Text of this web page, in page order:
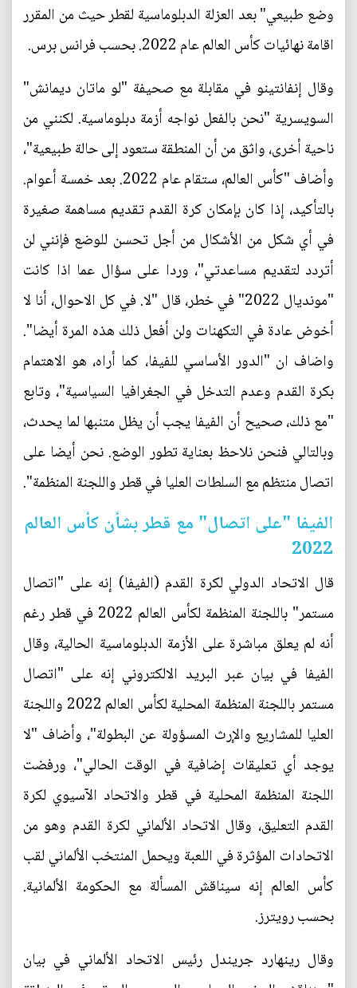
وضع طبيعي" بعد العزلة الدبلوماسية لقطر حيث من المقرر
اقامة نهائيات كأس العالم عام 2022. بحسب فرانس برس.
وقال إنفانتينو في مقابلة مع صحيفة "لو ماتان ديمانش"
السويسرية "نحن بالفعل نواجه أزمة دبلوماسية. لكنني من
ناحية أخرى، واثق من أن المنطقة ستعود إلى حالة طبيعية"،
وأضاف "كأس العالم، ستقام عام 2022. بعد خمسة أعوام.
بالتأكيد، إذا كان بإمكان كرة القدم تقديم مساهمة صغيرة
في أي شكل من الأشكال من أجل تحسن للوضع فإنني لن
أتردد لتقديم مساعدتي"، وردا على سؤال عما اذا كانت
"مونديال 2022" في خطر، قال "لا. في كل الاحوال، أنا لا
أخوض عادة في التكهنات ولن أفعل ذلك هذه المرة أيضا".
واضاف ان "الدور الأساسي للفيفا، كما أراه، هو الاهتمام
بكرة القدم وعدم التدخل في الجغرافيا السياسية"، وتابع
"مع ذلك، صحيح أن الفيفا يجب أن يظل متنبها لما يحدث،
وبالتالي فنحن نلاحظ بعناية تطور الوضع. نحن أيضا على
اتصال منتظم مع السلطات العليا في قطر واللجنة المنظمة".
الفيفا "على اتصال" مع قطر بشأن كأس العالم
2022
قال الاتحاد الدولي لكرة القدم (الفيفا) إنه على "اتصال
مستمر" باللجنة المنظمة لكأس العالم 2022 في قطر رغم
أنه لم يعلق مباشرة على الأزمة الدبلوماسية الحالية، وقال
الفيفا في بيان عبر البريد الالكتروني إنه على "اتصال
مستمر باللجنة المنظمة المحلية لكأس العالم 2022 واللجنة
العليا للمشاريع والإرث المسؤولة عن البطولة"، وأضاف "لا
يوجد أي تعليقات إضافية في الوقت الحالي"، ورفضت
اللجنة المنظمة المحلية في قطر والاتحاد الآسيوي لكرة
القدم التعليق، وقال الاتحاد الألماني لكرة القدم وهو من
الاتحادات المؤثرة في اللعبة ويحمل المنتخب الألماني لقب
كأس العالم إنه سيناقش المسألة مع الحكومة الألمانية.
بحسب رويترز.
وقال رينهارد جريندل رئيس الاتحاد الألماني في بيان